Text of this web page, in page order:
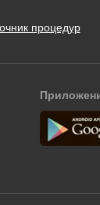
процедур